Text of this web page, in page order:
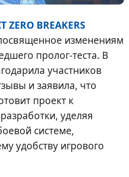
ZERO BREAKERS
изменениям
пролог-теста. В
участников
и заявила, что
проект к
уделяя
системе,
удобству игрового